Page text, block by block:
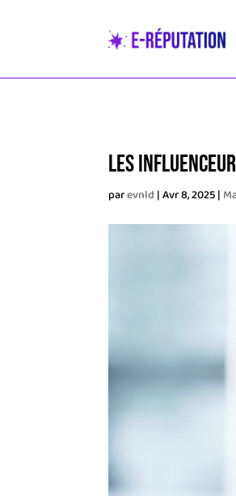
Les
parevnld |Avr 8, 2025|